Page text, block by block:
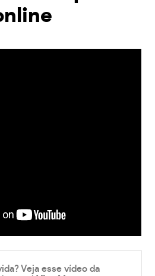
Veja esse vídeo da